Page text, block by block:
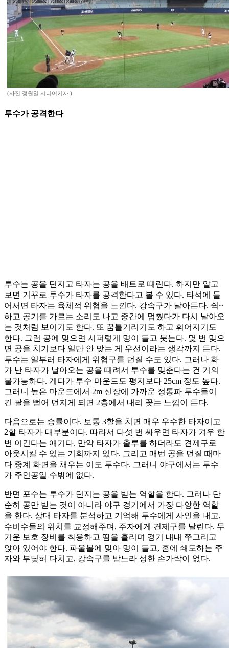
(사진 정원일 시니어기자 )
투수가 공격한다
투수는 공을 던지고 타자는 공을 배트로 때린다. 하지만 알고
보면 거꾸로 투수가 타자를 공격한다고 볼 수 있다. 타석에 들
어서면 타자는 육체적 위협을 느낀다. 강속구가 날아든다. 쉭~
하고 공기를 가르는 소리도 나고 중간에 멈췄다가 다시 날아오
는 것처럼 보이기도 한다. 또 꿈틀거리기도 하고 휘어지기도
한다. 그런 공에 맞으면 시퍼렇게 멍이 들고 붓는다. 몇 번 맞으
면 공을 치기보다 일단 안 맞는 게 우선이라는 생각까지 든다.
투수는 일부러 타자에게 위협구를 던질 수도 있다. 그러나 화
가 난 타자가 날아오는 공을 때려서 투수를 맞춘다는 건 거의
불가능하다. 게다가 투수 마운드도 평지보다 25cm 정도 높다.
그러니 높은 마운드에서 2m 신장에 가까운 정통파 투수들이
긴 팔을 뻗어 던지게 되면 2층에서 내리 꽂는 느낌이 든다.
다음으로는 승률이다. 보통 3할을 치면 매우 우수한 타자이고
2할 타자가 대부분이다. 따라서 다섯 번 싸우면 타자가 겨우 한
번 이긴다는 얘기다. 만약 타자가 출루를 하더라도 견제구로
아웃시킬 수 있는 기회까지 있다. 그리고 매번 공을 던질 때마
다 중계 화면을 채우는 이도 투수다. 그러니 야구에서는 투수
가 주인공일 수밖에 없다.
반면 포수는 투수가 던지는 공을 받는 역할을 한다. 그러나 단
순히 공만 받는 것이 아니라 야구 경기에서 가장 다양한 역할
을 한다. 상대 타자를 분석하고 기억해 투수에게 사인을 내고,
수비수들의 위치를 교정해주며, 주자에게 견제구를 날린다. 무
거운 보호 장비를 착용하고 땀을 흘리며 경기 내내 쭈그리고
앉아 있어야 한다. 파울볼에 맞아 멍이 들고, 홈에 쇄도하는 주
자와 부딪혀 다치고, 강속구를 받느라 성한 손가락이 없다.